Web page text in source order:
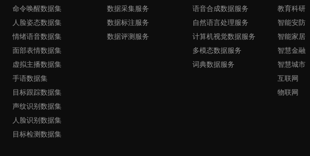
命令唤醒数据集
人脸姿态数据集
情绪语音数据集
面部表情数据集
虚拟主播数据集
手语数据集
目标跟踪数据集
声纹识别数据集
人脸识别数据集
目标检测数据集
数据采集服务
数据标注服务
数据评测服务
语音合成数据服务
自然语言处理服务
计算机视觉数据服务
多模态数据服务
词典数据服务
教育科研
智能安防
智能家居
智慧金融
智慧城市
互联网
物联网